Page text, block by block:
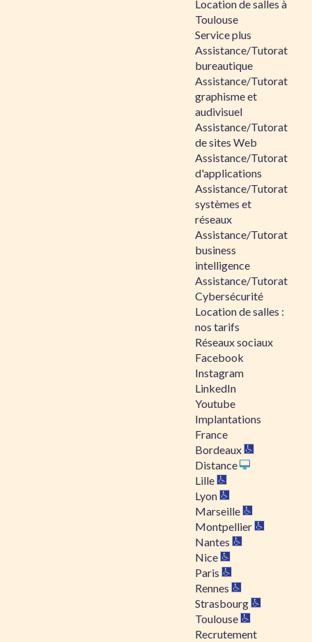
Location de salles à
Toulouse
Service plus
Assistance/Tutorat
bureautique
Assistance/Tutorat
graphisme et
audivisuel
Assistance/Tutorat
de sites Web
Assistance/Tutorat
d'applications
Assistance/Tutorat
systèmes et
réseaux
Assistance/Tutorat
business
intelligence
Assistance/Tutorat
Cybersécurité
Location de salles :
nos tarifs
Réseaux sociaux
Facebook
Instagram
LinkedIn
Youtube
Implantations
France
Bordeaux
Distance
Lille
Lyon
Marseille
Montpellier
Nantes
Nice
Paris
Rennes
Strasbourg
Toulouse
Recrutement